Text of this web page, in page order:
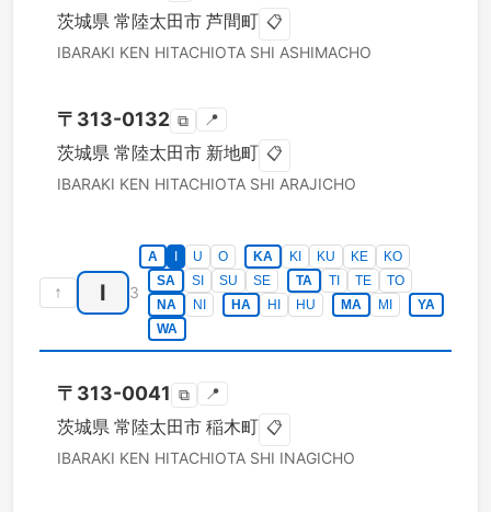
茨城県 常陸太田市 芦間町 📋
IBARAKI KEN HITACHIOTA SHI ASHIMACHO
〒 313-0132 ⧉ 📍
茨城県 常陸太田市 新地町 📋
IBARAKI KEN HITACHIOTA SHI ARAJICHO
↑ I 3
A U O KA KI KU KE
KO
SA
SI SU SE TA TI TE
TO
NA
NI HA HI HU MA MI
YA
WA
〒 313-0041 ⧉ 📍
茨城県 常陸太田市 稲木町 📋
IBARAKI KEN HITACHIOTA SHI INAGICHO